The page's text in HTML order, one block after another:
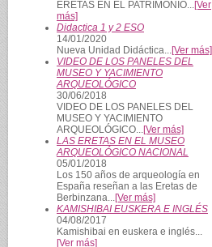
ERETAS EN EL PATRIMONIO...[Ver
más]
Didactica 1 y 2 ESO
14/01/2020
Nueva Unidad Didáctica...[Ver más]
VIDEO DE LOS PANELES DEL
MUSEO Y YACIMIENTO
ARQUEOLÓGICO
30/06/2018
VIDEO DE LOS PANELES DEL
MUSEO Y YACIMIENTO
ARQUEOLÓGICO...[Ver más]
LAS ERETAS EN EL MUSEO
ARQUEOLÓGICO NACIONAL
05/01/2018
Los 150 años de arqueología en
España reseñan a las Eretas de
Berbinzana...[Ver más]
KAMISHIBAI EUSKERA E INGLÉS
04/08/2017
Kamishibai en euskera e inglés...
[Ver más]